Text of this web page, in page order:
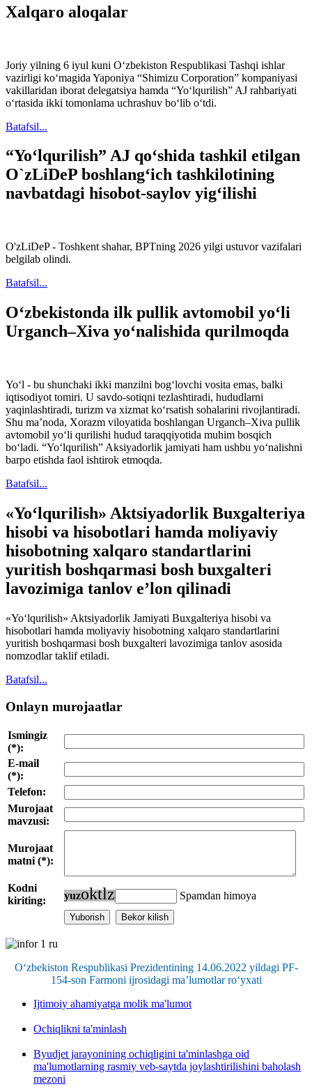
Xalqaro aloqalar
Joriy yilning 6 iyul kuni O‘zbekiston Respublikasi Tashqi ishlar
vazirligi ko‘magida Yaponiya “Shimizu Corporation” kompaniyasi
vakillaridan iborat delegatsiya hamda “Yo‘lqurilish” AJ rahbariyati
o‘rtasida ikki tomonlama uchrashuv bo‘lib o‘tdi.
Batafsil...
“Yo‘lqurilish” AJ qo‘shida tashkil etilgan
O`zLiDeP boshlang‘ich tashkilotining
navbatdagi hisobot-saylov yig‘ilishi
O'zLiDeP - Toshkent shahar, BPTning 2026 yilgi ustuvor vazifalari
belgilab olindi.
Batafsil...
Oʻzbekistonda ilk pullik avtomobil yoʻli
Urganch–Xiva yoʻnalishida qurilmoqda
Yoʻl - bu shunchaki ikki manzilni bogʻlovchi vosita emas, balki
iqtisodiyot tomiri. U savdo-sotiqni tezlashtiradi, hududlarni
yaqinlashtiradi, turizm va xizmat koʻrsatish sohalarini rivojlantiradi.
Shu maʼnoda, Xorazm viloyatida boshlangan Urganch–Xiva pullik
avtomobil yoʻli qurilishi hudud taraqqiyotida muhim bosqich
boʻladi. “Yoʻlqurilish” Aksiyadorlik jamiyati ham ushbu yoʻnalishni
barpo etishda faol ishtirok etmoqda.
Batafsil...
«Yo‘lqurilish» Aktsiyadorlik Buxgalteriya
hisobi va hisobotlari hamda moliyaviy
hisobotning xalqaro standartlarini
yuritish boshqarmasi bosh buxgalteri
lavozimiga tanlov e’lon qilinadi
«Yo‘lqurilish» Aktsiyadorlik Jamiyati Buxgalteriya hisobi va
hisobotlari hamda moliyaviy hisobotning xalqaro standartlarini
yuritish boshqarmasi bosh buxgalteri lavozimiga tanlov asosida
nomzodlar taklif etiladi.
Batafsil...
Onlayn murojaatlar
Ismingiz
(*):
E-mail
(*):
Telefon:
Murojaat
mavzusi:
Murojaat
matni (*):
Kodni
kiriting:
yuzoktlz Spamdan himoya
O‘zbekiston Respublikasi Prezidentining 14.06.2022 yildagi PF-
154-son Farmoni ijrosidagi ma’lumotlar ro‘yxati
Ijtimoiy ahamiyatga molik ma'lumot
Ochiqlikni ta'minlash
Byudjet jarayonining ochiqligini ta'minlashga oid
ma'lumotlarning rasmiy veb-saytda joylashtirilishini baholash
mezoni